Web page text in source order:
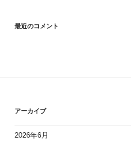
最近のコメント
アーカイブ
2026年6月